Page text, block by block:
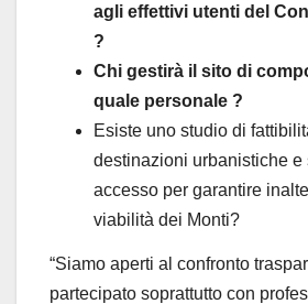
agli effettivi utenti del
?
Chi gestirà il sito di
quale personale ?
Esiste uno studio di
destinazioni urbanistiche e
accesso per garantire
viabilità dei Monti?
“Siamo aperti al confronto
partecipato soprattutto con